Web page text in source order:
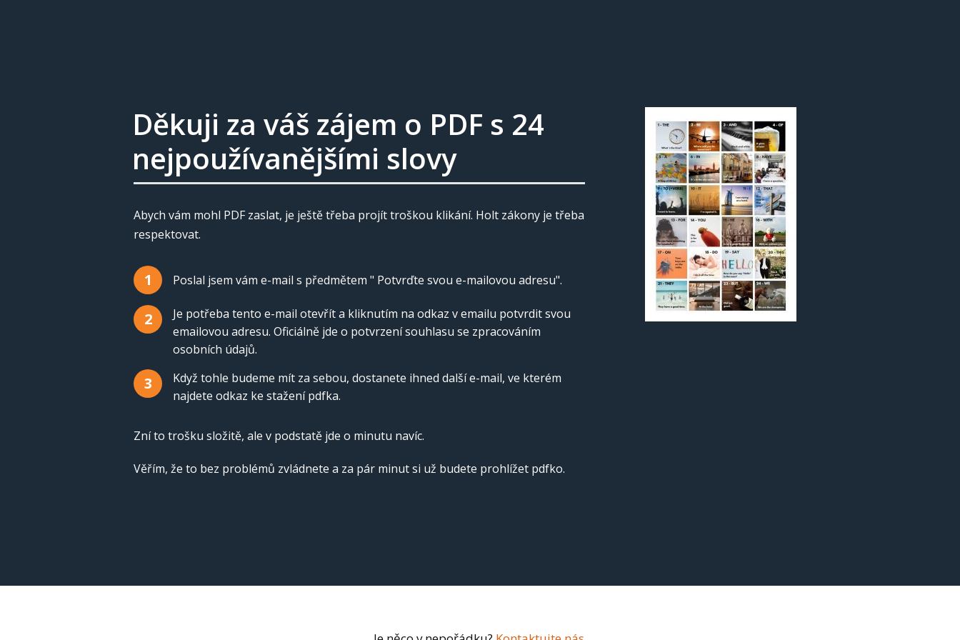
Děkuji za váš zájem o PDF s 24
nejpoužívanějšími slovy
Abych vám mohl PDF zaslat, je ještě třeba projít troškou klikání. Holt zákony je třeba
respektovat.
1 Poslal jsem vám e-mail s předmětem " Potvrďte svou e-mailovou adresu".
2
Je potřeba tento e-mail otevřít a kliknutím na odkaz v emailu potvrdit svou
emailovou adresu. Oficiálně jde o potvrzení souhlasu se zpracováním
osobních údajů.
3
Když tohle budeme mít za sebou, dostanete ihned další e-mail, ve kterém
najdete odkaz ke stažení pdfka.
Zní to trošku složitě, ale v podstatě jde o minutu navíc.
Věřím, že to bez problémů zvládnete a za pár minut si už budete prohlížet pdfko.